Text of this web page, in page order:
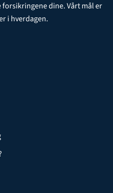
dine. Vårt mål er
i hverdagen.